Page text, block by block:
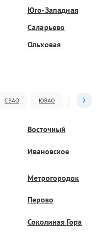
Юго-Западная
Саларьево
Ольховая
СВАО ЮВАО ЮАО
Восточный
Ивановское
Метрогородок
Перово
Соколиная Гора